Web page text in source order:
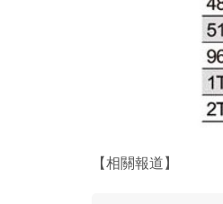
【相關報道】